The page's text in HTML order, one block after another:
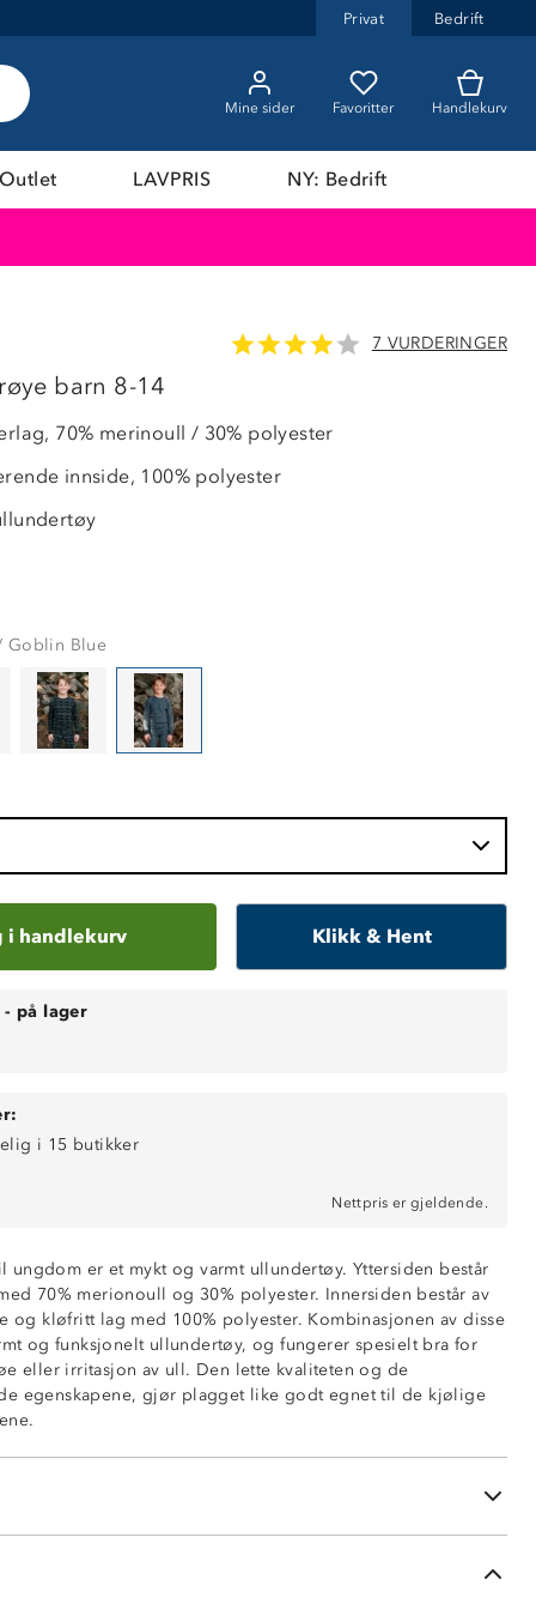
Privat Bedrift
Mine sider Favoritter Handlekurv
LAVPRIS NY: Bedrift
7 VURDERINGER
barn 8-14
70% merinoull / 30% polyester
innside, 100% polyester
Goblin Blue
i handlekurv Klikk & Hent
- på lager
i 15 butikker
Nettpris er gjeldende.
ungdom er et mykt og varmt ullundertøy. Yttersiden består
70% merionoull og 30% polyester. Innersiden består av
og kløfritt lag med 100% polyester. Kombinasjonen av disse
og funksjonelt ullundertøy, og fungerer spesielt bra for
eller irritasjon av ull. Den lette kvaliteten og de
egenskapene, gjør plagget like godt egnet til de kjølige
70% merinoull / 30% polyester
innside, 100% polyester